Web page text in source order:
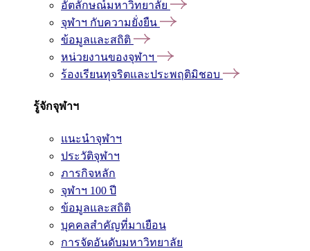
อัตลักษณ์มหาวิทยาลัย
จุฬาฯ กับความยั่งยืน
ข้อมูลและสถิติ
หน่วยงานของจุฬาฯ
ร้องเรียนทุจริตและประพฤติมิชอบ
รู้จักจุฬาฯ
แนะนำจุฬาฯ
ประวัติจุฬาฯ
ภารกิจหลัก
จุฬาฯ 100 ปี
ข้อมูลและสถิติ
บุคคลสำคัญที่มาเยือน
การจัดอันดับมหาวิทยาลัย